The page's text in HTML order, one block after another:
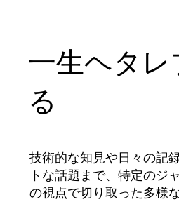
一生ヘタ
る
技術的な知見や日々の記
トな話題まで、特定のジ
の視点で切り取った多様